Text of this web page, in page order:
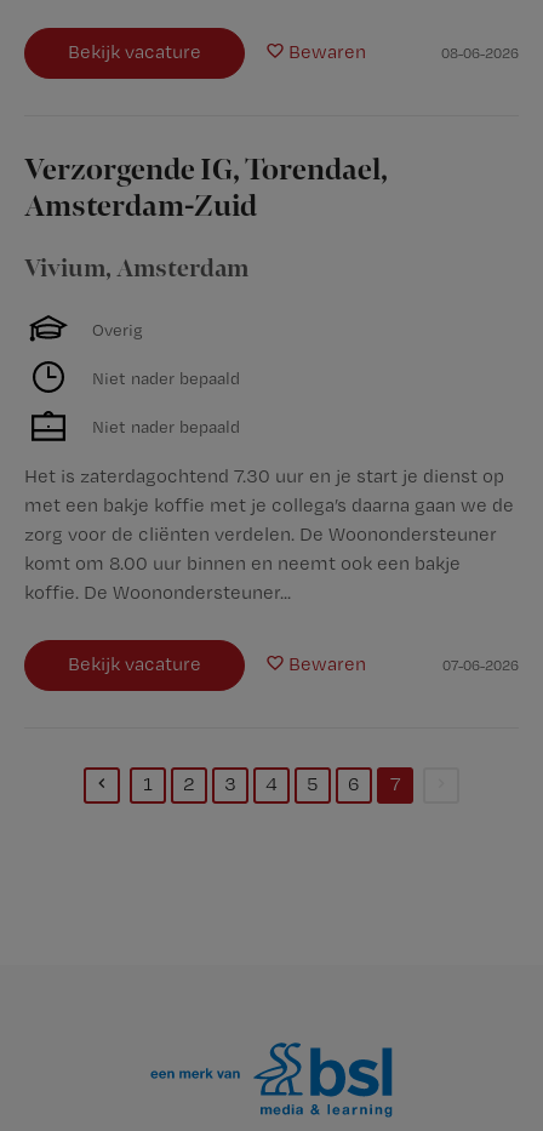
Bekijk vacature Bewaren 08-06-2026
Verzorgende IG, Torendael,
Amsterdam-Zuid
Vivium, Amsterdam
Overig
Niet nader bepaald
Niet nader bepaald
Het is zaterdagochtend 7.30 uur en je start je dienst op
met een bakje koffie met je collega’s daarna gaan we de
zorg voor de cliënten verdelen. De Woonondersteuner
komt om 8.00 uur binnen en neemt ook een bakje
koffie. De Woonondersteuner...
Bekijk vacature Bewaren 07-06-2026
1 2 3 4 5 6
7
(current)